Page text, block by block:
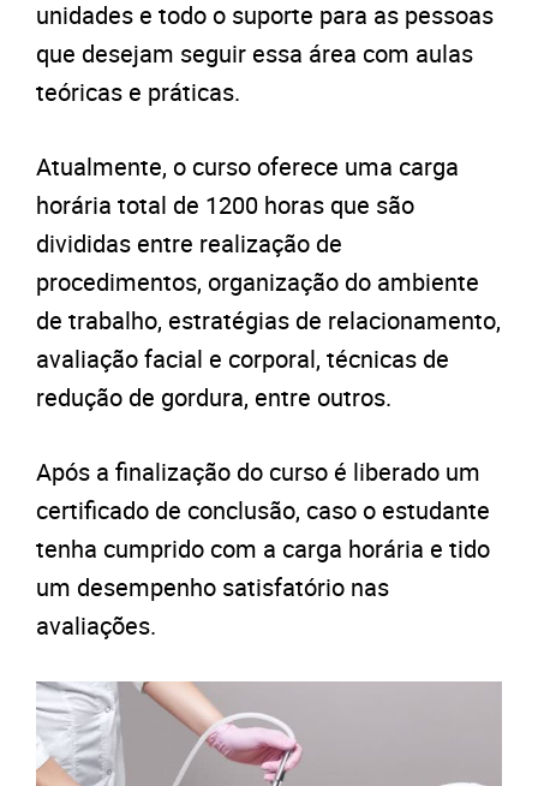
unidades e todo o suporte para as pessoas
que desejam seguir essa área com aulas
teóricas e práticas.
Atualmente, o curso oferece uma carga
horária total de 1200 horas que são
divididas entre realização de
procedimentos, organização do ambiente
de trabalho, estratégias de relacionamento,
avaliação facial e corporal, técnicas de
redução de gordura, entre outros.
Após a finalização do curso é liberado um
certificado de conclusão, caso o estudante
tenha cumprido com a carga horária e tido
um desempenho satisfatório nas
avaliações.